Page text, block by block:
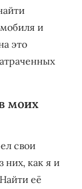
и
это
моих
свои
них, как я и
её